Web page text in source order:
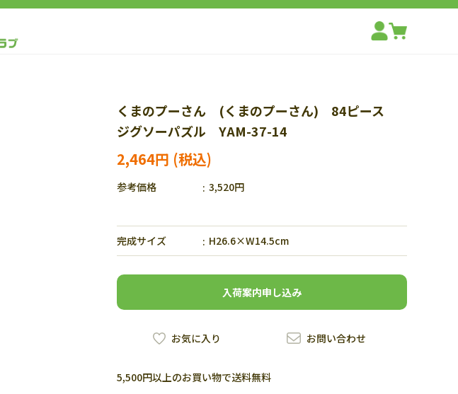
くまのプーさん (くまのプーさん) 84ピース
ジグソーパズル YAM-37-14
2,464円
参考価格 3,520円
完成サイズ H26.6×W14.5cm
入荷案内申し込み
お問い合わせ
お気に入り
5,500円以上のお買い物で送料無料